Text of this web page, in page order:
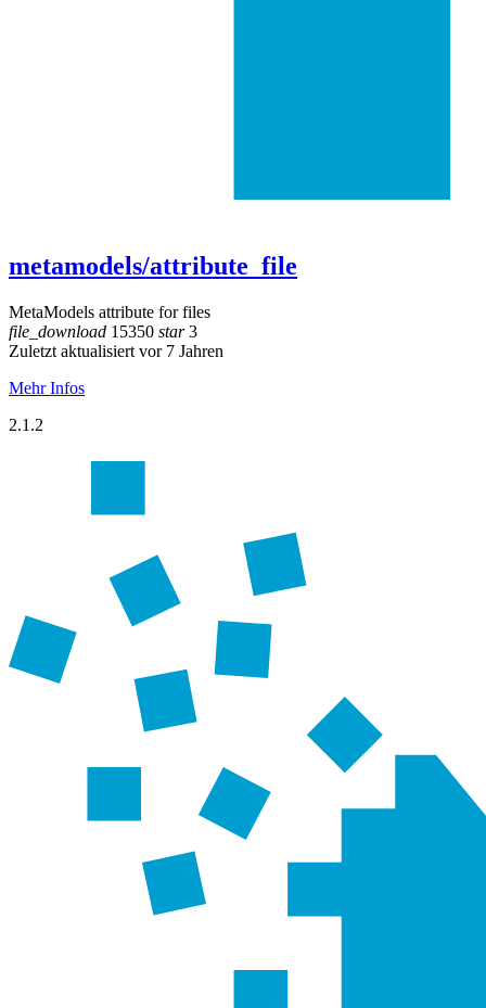
metamodels/attribute_file
MetaModels attribute for files
file_download 15350 star3
Zuletzt aktualisiert vor 7 Jahren
Mehr Infos
2.1.2